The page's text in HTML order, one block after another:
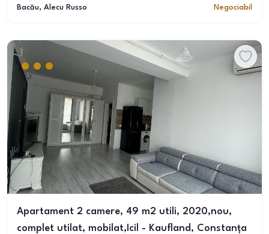
Bacău, Alecu Russo Negociabil
Apartament 2 camere, 49 m2 utili, 2020,nou,
complet utilat, mobilat,Icil - Kaufland, Constanța